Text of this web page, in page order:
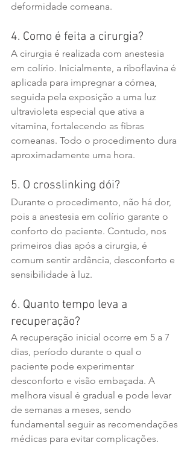
deformidade corneana.
4. Como é feita a cirurgia?
A cirurgia é realizada com anestesia
em colírio. Inicialmente, a riboflavina é
aplicada para impregnar a córnea,
seguida pela exposição a uma luz
ultravioleta especial que ativa a
vitamina, fortalecendo as fibras
corneanas. Todo o procedimento dura
aproximadamente uma hora.
5. O crosslinking dói?
Durante o procedimento, não há dor,
pois a anestesia em colírio garante o
conforto do paciente. Contudo, nos
primeiros dias após a cirurgia, é
comum sentir ardência, desconforto e
sensibilidade à luz.
6. Quanto tempo leva a
recuperação?
A recuperação inicial ocorre em 5 a 7
dias, período durante o qual o
paciente pode experimentar
desconforto e visão embaçada. A
melhora visual é gradual e pode levar
de semanas a meses, sendo
fundamental seguir as recomendações
médicas para evitar complicações.